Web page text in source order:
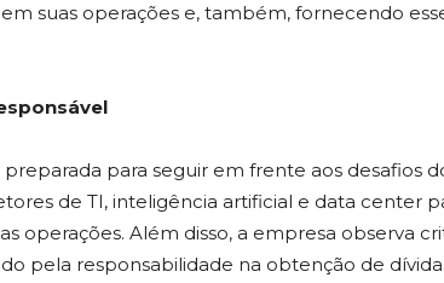
suas operações e, também, fornecendo
para seguir em frente aos desafios
de TI, inteligência artificial e data center
operações. Além disso, a empresa observa
pela responsabilidade na obtenção de